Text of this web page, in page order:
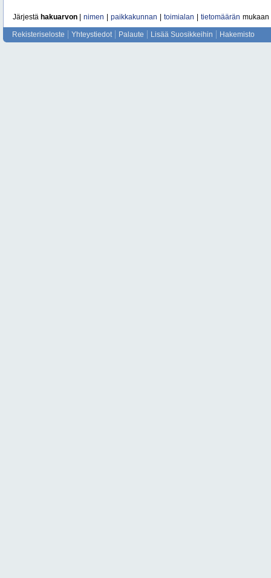
Järjestä hakuarvon nimen paikkakunnan toimialan tietomäärän mukaan
Rekisteriseloste Yhteystiedot Palaute Lisää Suosikkeihin Hakemisto